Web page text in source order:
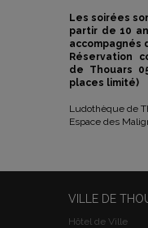
Les soirées
partir de 10
accompagnés
Réservation
de Thouars
places limité)
Ludothèque de
Espace des
VILLE DE
Hôtel de Ville